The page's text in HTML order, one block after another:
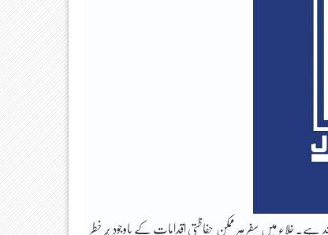
ہے۔ خلاء میں سفر ہر ممکن حفاظتی اقدامات کے باوجود پُر خطر